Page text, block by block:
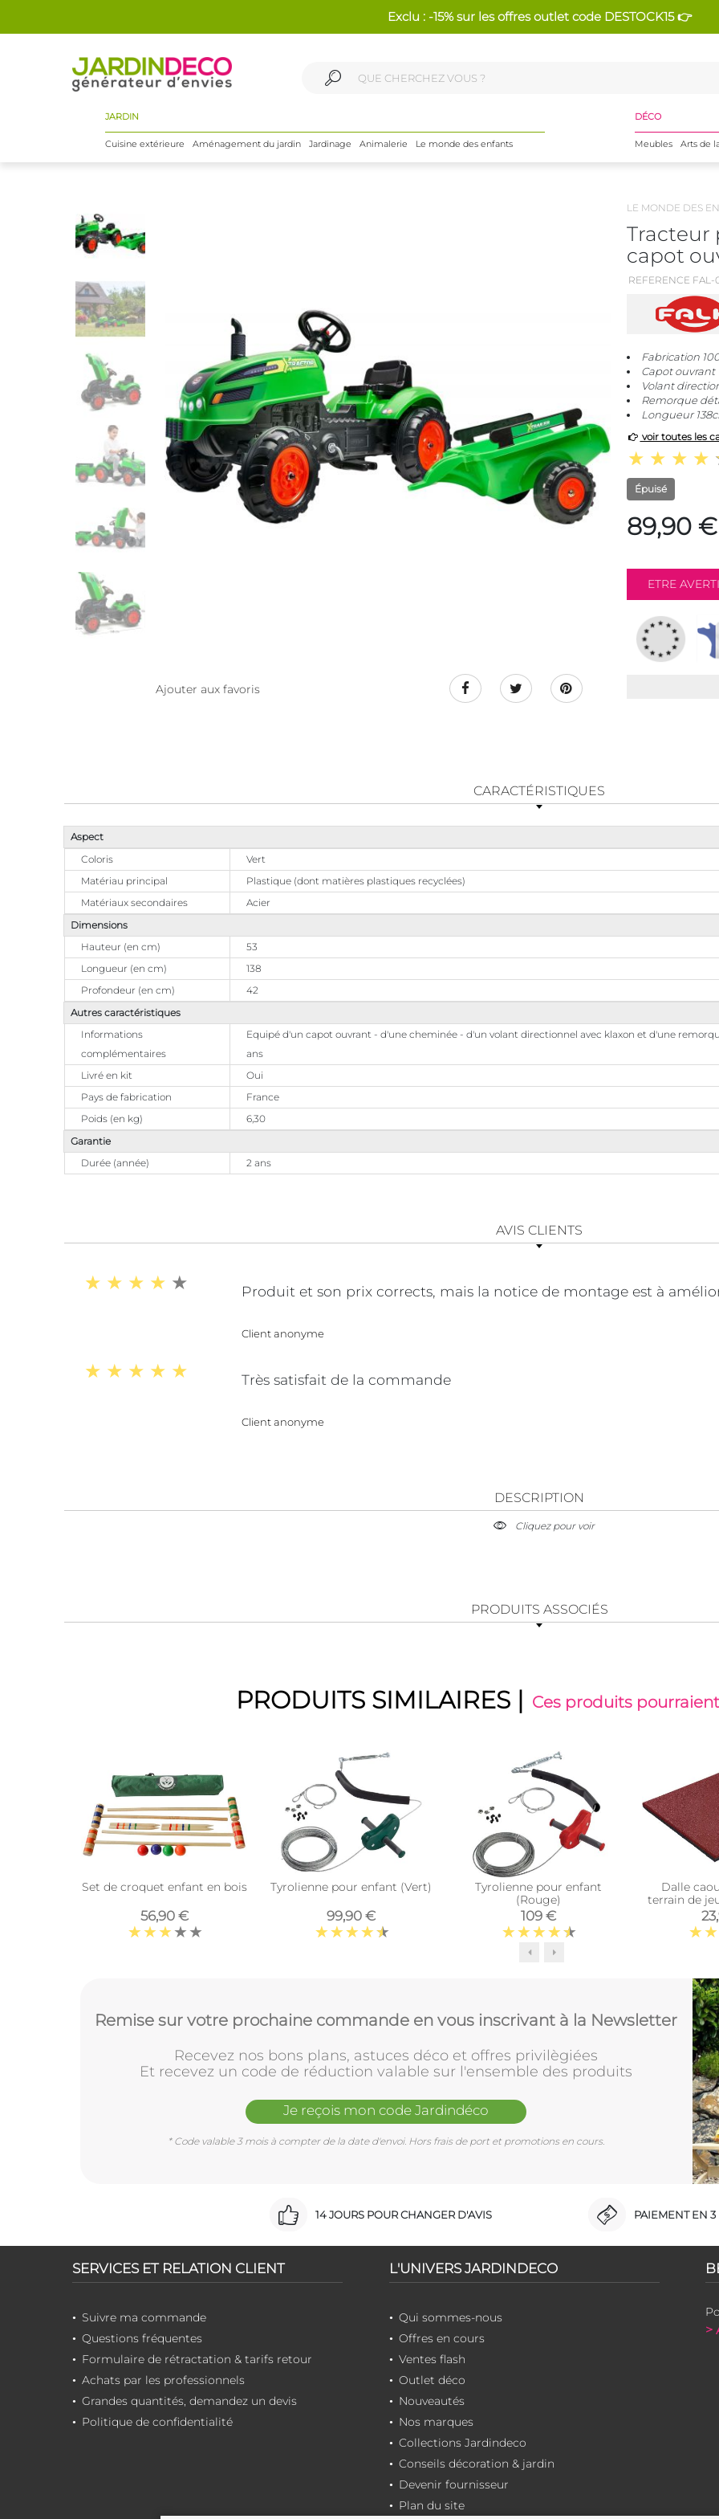
Exclu : -15% sur les offres outlet code DESTOCK15 👉
JARDIN
Cuisine extérieure Aménagement du jardin Jardinage Animalerie Le monde des enfants
DÉCO
Meubles Arts de
Ajouter aux favoris
LE MONDE DES
Tracteur
capot
REFERENCE FAL-
Fabrication
Capot ouvrant
Volant
Remorque
Longueur
voir toutes les
Épuisé
89,90 €
CARACTÉRISTIQUES
Aspect
Coloris
Vert
Matériau principal
Plastique (dont matières plastiques recyclées)
Matériaux secondaires
Acier
Dimensions
Hauteur (en cm)
53
Longueur (en cm)
138
Profondeur (en cm)
42
Autres caractéristiques
Informations
complémentaires
Equipé d'un capot ouvrant - d'une cheminée - d'un volant directionnel avec klaxon et d'une
ans
Livré en kit
Oui
Pays de fabrication
France
Poids (en kg)
6,30
Garantie
Durée (année)
2 ans
AVIS CLIENTS
Produit et son prix corrects, mais la notice de montage est à
Client anonyme
Très satisfait de la commande
Client anonyme
DESCRIPTION
Cliquez pour voir
PRODUITS ASSOCIÉS
PRODUITS SIMILAIRES | Ces produits
Set de croquet enfant en bois
56,90 €
Tyrolienne pour enfant (Vert)
99,90 €
Tyrolienne pour enfant
(Rouge)
109 €
Dalle
terrain de
Remise sur votre prochaine commande en vous inscrivant à la Newsletter
Recevez nos bons plans, astuces déco et offres privilègiées
Et recevez un code de réduction valable sur l'ensemble des produits
Je reçois mon code Jardindéco
* Code valable 3 mois à compter de la date d'envoi. Hors frais de port et promotions en cours.
14 JOURS POUR CHANGER D'AVIS PAIEMENT EN 3
SERVICES ET RELATION CLIENT
Suivre ma commande
Questions fréquentes
Formulaire de rétractation & tarifs retour
Achats par les professionnels
Grandes quantités, demandez un devis
Politique de confidentialité
L'UNIVERS JARDINDECO
Qui sommes-nous
Offres en cours
Ventes flash
Outlet déco
Nouveautés
Nos marques
Collections Jardindeco
Conseils décoration & jardin
Devenir fournisseur
Plan du site
>